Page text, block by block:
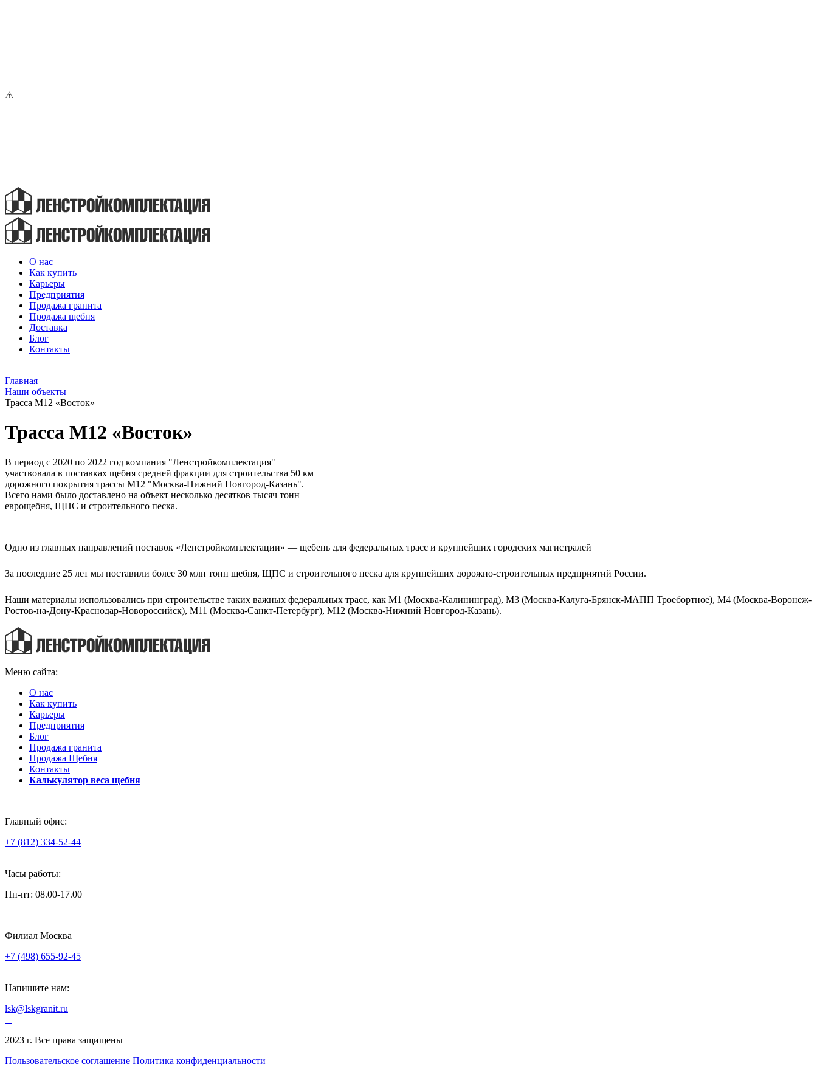
О нас
Как купить
Карьеры
Предприятия
Продажа гранита
Продажа щебня
Доставка
Блог
Контакты
Главная
Наши объекты
Трасса М12 «Восток»
Трасса М12 «Восток»
В период с 2020 по 2022 год компания "Ленстройкомплектация"
участвовала в поставках щебня средней фракции для строительства 50 км
дорожного покрытия трассы М12 "Москва-Нижний Новгород-Казань".
Всего нами было доставлено на объект несколько десятков тысяч тонн
еврощебня, ЩПС и строительного песка.
Одно из главных направлений поставок «Ленстройкомплектации» — щебень для федеральных трасс и крупнейших городских магистралей
За последние 25 лет мы поставили более 30 млн тонн щебня, ЩПС и строительного песка для крупнейших дорожно-строительных предприятий России.
Наши материалы использовались при строительстве таких важных федеральных трасс, как М1 (Москва-Калининград), М3 (Москва-Калуга-Брянск-МАПП Троебортное), М4 (Москва-Воронеж-
Ростов-на-Дону-Краснодар-Новороссийск), М11 (Москва-Санкт-Петербург), М12 (Москва-Нижний Новгород-Казань).
Меню сайта:
О нас
Как купить
Карьеры
Предприятия
Блог
Продажа гранита
Продажа Щебня
Контакты
Калькулятор веса щебня
Главный офис:
+7 (812) 334-52-44
Часы работы:
Пн-пт: 08.00-17.00
Филиал Москва
+7 (498) 655-92-45
Напишите нам:
lsk@lskgranit.ru
2023 г. Все права защищены
Пользовательское соглашение Политика конфиденциальности